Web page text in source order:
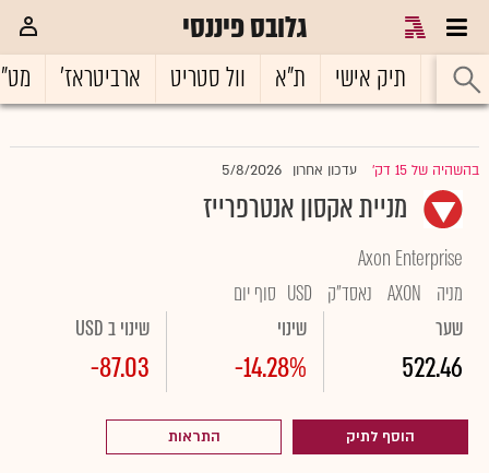
גלובס פיננסי
ראשי תיק אישי ת"א וול סטריט ארביטראז'
בהשהיה של 15 דק' עדכון אחרון 5/8/2026
מניית אקסון אנטרפרייז
Axon Enterprise
מניה
AXON נאסד"ק USD סוף יום
שער
522.46
שינוי
-14.28%
שינוי ב USD
-87.03
הוסף לתיק התראות